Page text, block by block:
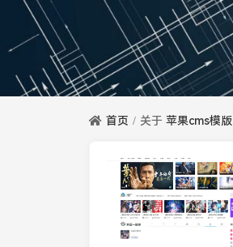
首页 关于 苹果cms模版